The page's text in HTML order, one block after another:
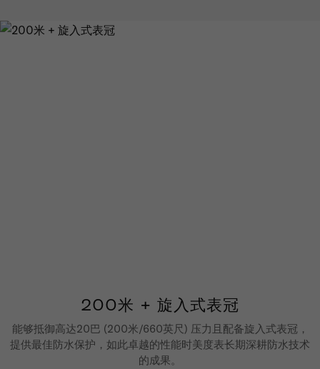
200米 + 旋入式表冠
能够抵御高达20巴 (200米/660英尺) 压力且配备旋入式表冠，
提供最佳防水保护，如此卓越的性能时美度表长期深耕防水技术
的成果。